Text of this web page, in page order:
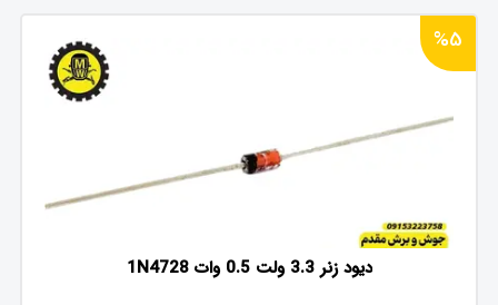
%5
دیود زنر 3.3 ولت 0.5 وات 1N4728